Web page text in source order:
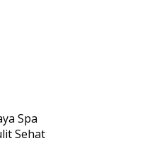
Spa
Sehat